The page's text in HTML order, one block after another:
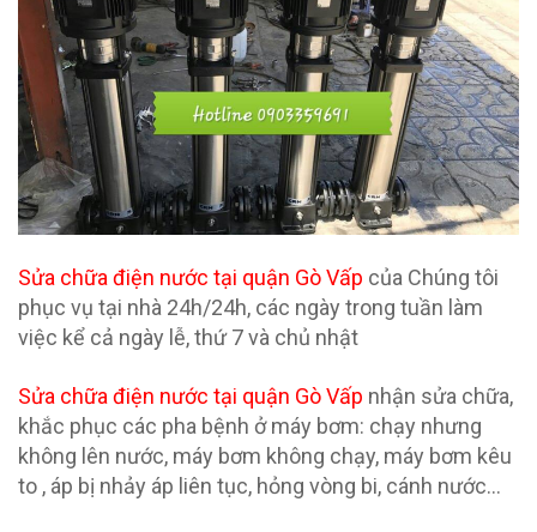
Sửa chữa điện nước tại quận Gò Vấp của Chúng tôi
phục vụ tại nhà 24h/24h, các ngày trong tuần làm
việc kể cả ngày lễ, thứ 7 và chủ nhật
Sửa chữa điện nước tại quận Gò Vấp nhận sửa chữa,
khắc phục các pha bệnh ở máy bơm: chạy nhưng
không lên nước, máy bơm không chạy, máy bơm kêu
to , áp bị nhảy áp liên tục, hỏng vòng bi, cánh nước…